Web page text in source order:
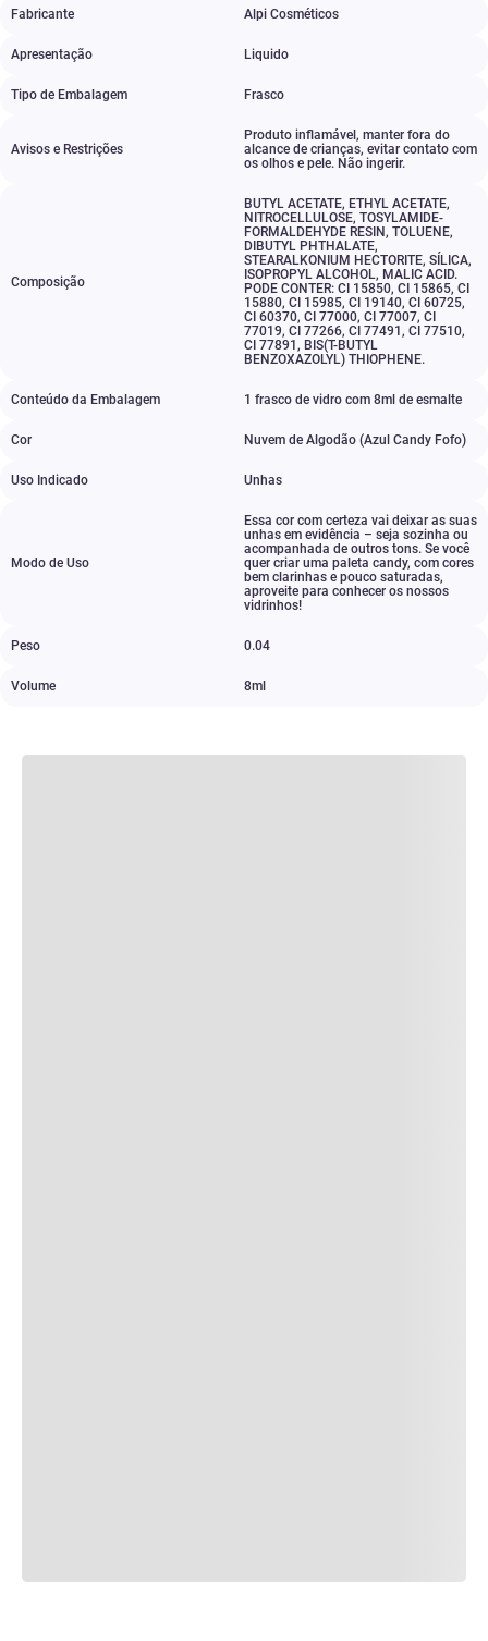
Fabricante Alpi Cosméticos
Apresentação Liquido
Tipo de Embalagem Frasco
Avisos e Restrições
Produto inflamável , manter fora do
alcance de crianças, evitar contato com
os olhos e pele. Não ingerir.
Composição
BUTYL ACETATE, ETHYL ACETATE,
NITROCELLULOSE, TOSYLAMIDE-
FORMALDEHYDE RESIN, TOLUENE,
DIBUTYL PHTHALATE,
STEARALKONIUM HECTORITE, SÍLICA,
ISOPROPYL ALCOHOL, MALIC ACID.
PODE CONTER: CI 15850, CI 15865, CI
15880, CI 15985, CI 19140, CI 60725,
CI 60370, CI 77000, CI 77007, CI
77019, CI 77266, CI 77491 , CI 77510,
CI 77891 , BIS(T-BUTYL
BENZOXAZOLYL) THIOPHENE.
Conteúdo da Embalagem 1 frasco de vidro com 8ml de esmalte
Cor Nuvem de Algodão (Azul Candy Fofo)
Uso Indicado Unhas
Modo de Uso
Essa cor com certeza vai deixar as suas
unhas em evidência – seja sozinha ou
acompanhada de outros tons. Se você
quer criar uma paleta candy, com cores
bem clarinhas e pouco saturadas,
aproveite para conhecer os nossos
vidrinhos!
Peso 0.04
Volume 8ml